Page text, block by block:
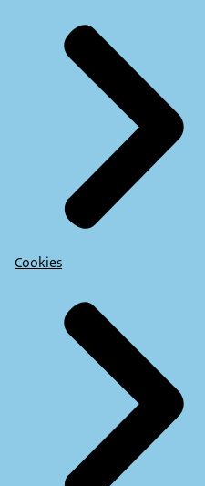
Cookies